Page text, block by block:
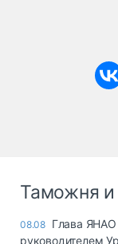
Таможня
08.08 Глава ЯНАО
руководителем